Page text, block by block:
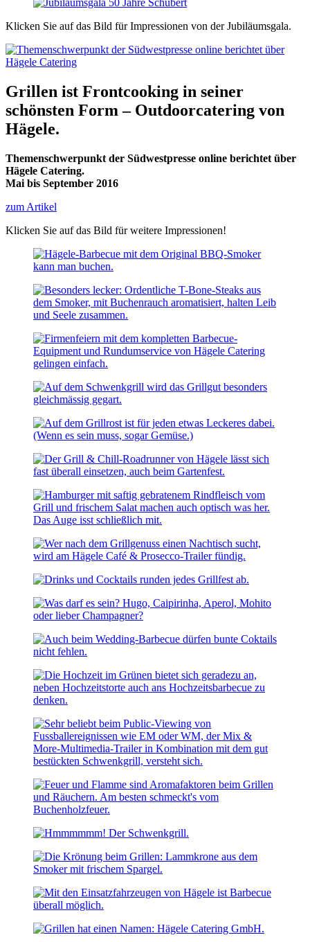
Klicken Sie auf das Bild für Impressionen von der Jubiläumsgala.
Grillen ist Frontcooking in seiner
schönsten Form – Outdoorcatering von
Hägele.
Themenschwerpunkt der Südwestpresse online berichtet über
Hägele Catering.
Mai bis September 2016
zum Artikel
Klicken Sie auf das Bild für weitere Impressionen!